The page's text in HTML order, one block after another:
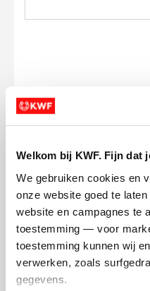
Welkom bij KWF. Fijn dat
We gebruiken cookies en
onze website goed te
website en campagnes te
toestemming — voor
toestemming kunnen wij
verwerken, zoals
gegevens.
Ik wil bijdragen
Opgehaald
€1.450